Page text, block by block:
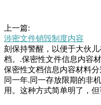
上一篇:
涉密文件销毁制度内容
刻保持警醒，以便于大伙
档。.保密性文件信息内容
保密性文档信息内容材料
同一年.同一存放限期的非
用。这种方式简单明了，